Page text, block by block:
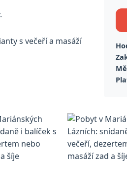
s večeří a masáží